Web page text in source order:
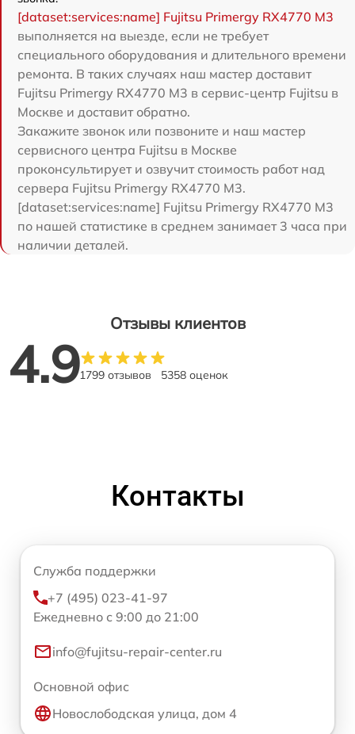
[dataset:services:name] Fujitsu Primergy RX4770 M3
выполняется на выезде, если не требует
специального оборудования и длительного времени
ремонта. В таких случаях наш мастер доставит
Fujitsu Primergy RX4770 M3 в сервис-центр Fujitsu в
Москве и доставит обратно.
Закажите звонок или позвоните и наш мастер
сервисного центра Fujitsu в Москве
проконсультирует и озвучит стоимость работ над
сервера Fujitsu Primergy RX4770 M3.
[dataset:services:name] Fujitsu Primergy RX4770 M3
по нашей статистике в среднем занимает 3 часа при
наличии деталей.
Отзывы клиентов
4.91799 отзывов 5358 оценок
Контакты
Служба поддержки
+7 (495) 023-41-97
Ежедневно с 9:00 до 21:00
info@fujitsu-repair-center.ru
Основной офис
Новослободская улица, дом 4